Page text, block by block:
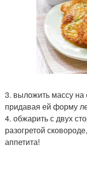
3. выложить массу
придавая ей форму
4. обжарить с двух
разогретой
аппетита!